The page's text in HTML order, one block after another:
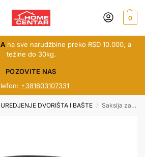
0
na sve narudžbine preko RSD 10.000, a
težine do 30kg.
POZOVITE NAS
+381603107331
UREDJENJE DVORIŠTA I BAŠTE / Saksija za ogradu juliet crna